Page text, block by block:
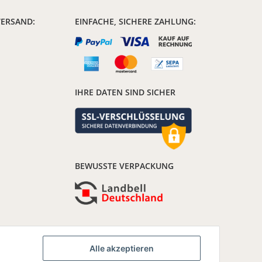
Alle akzeptieren
EINFACHE, SICHERE ZAHLUNG:
IHRE DATEN SIND SICHER
BEWUSSTE VERPACKUNG